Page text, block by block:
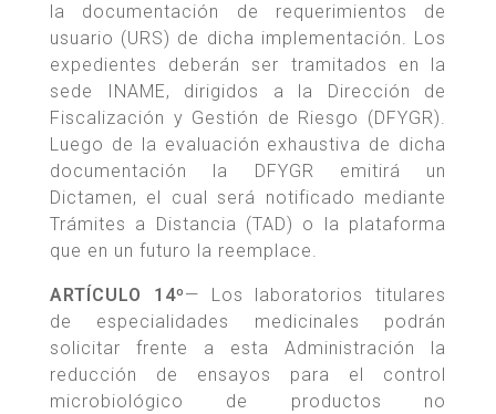
la documentación de requerimientos de
usuario (URS) de dicha implementación. Los
expedientes deberán ser tramitados en la
sede INAME, dirigidos a la Dirección de
Fiscalización y Gestión de Riesgo (DFYGR).
Luego de la evaluación exhaustiva de dicha
documentación la DFYGR emitirá un
Dictamen, el cual será notificado mediante
Trámites a Distancia (TAD) o la plataforma
que en un futuro la reemplace.
ARTÍCULO 14º— Los laboratorios titulares
de especialidades medicinales podrán
solicitar frente a esta Administración la
reducción de ensayos para el control
microbiológico de productos no